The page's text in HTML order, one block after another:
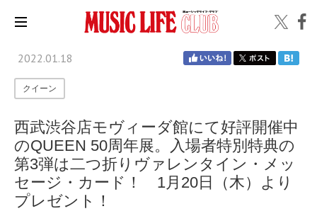
2022.01.18
クイーン
西武渋谷店モヴィーダ館にて好評開催中
のQUEEN 50周年展。入場者特別特典の
第3弾は二つ折りヴァレンタイン・メッ
セージ・カード！ 1月20日（木）より
プレゼント！